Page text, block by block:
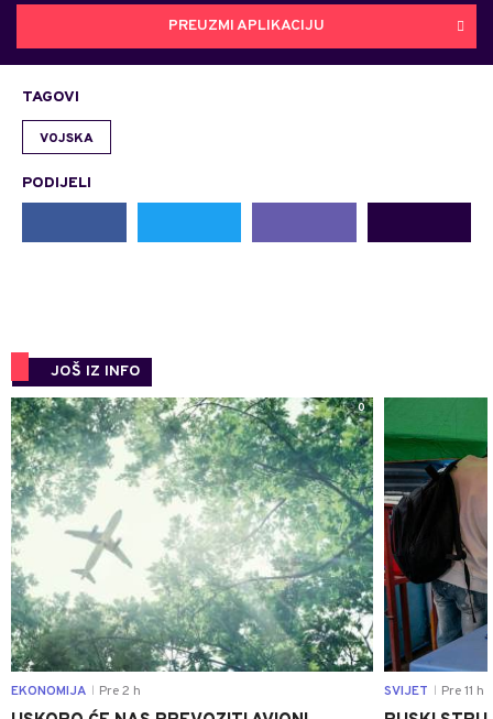
PREUZMI APLIKACIJU
TAGOVI
VOJSKA
PODIJELI
JOŠ IZ INFO
0
EKONOMIJA Pre 2 h SVIJET Pre 11 h